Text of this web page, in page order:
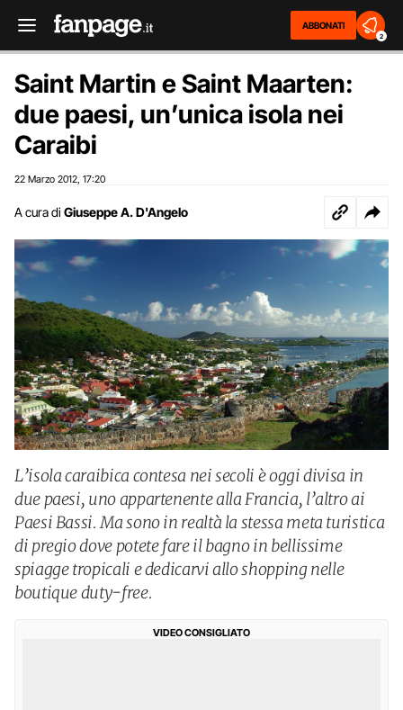
ABBONATI
2
Saint Martin e Saint Maarten:
due paesi, un’unica isola nei
Caraibi
22 Marzo 2012 17:20
A cura di Giuseppe A. D'Angelo
L’isola caraibica contesa nei secoli è oggi divisa in
due paesi, uno appartenente alla Francia, l’altro ai
Paesi Bassi. Ma sono in realtà la stessa meta turistica
di pregio dove potete fare il bagno in bellissime
spiagge tropicali e dedicarvi allo shopping nelle
boutique duty-free.
VIDEO CONSIGLIATO